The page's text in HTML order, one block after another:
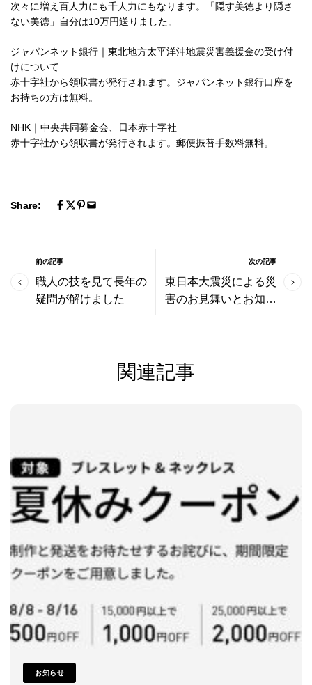
次々に増え百人力にも千人力にもなります。「隠す美徳より隠さ
ない美徳」自分は10万円送りました。
ジャパンネット銀行｜東北地方太平洋沖地震災害義援金の受け付
けについて
赤十字社から領収書が発行されます。ジャパンネット銀行口座を
お持ちの方は無料。
NHK｜中央共同募金会、日本赤十字社
赤十字社から領収書が発行されます。郵便振替手数料無料。
Share:
前の記事
職人の技を見て長年の
疑問が解けました
次の記事
東日本大震災による災
害のお見舞いとお知ら
関連記事
お知らせ